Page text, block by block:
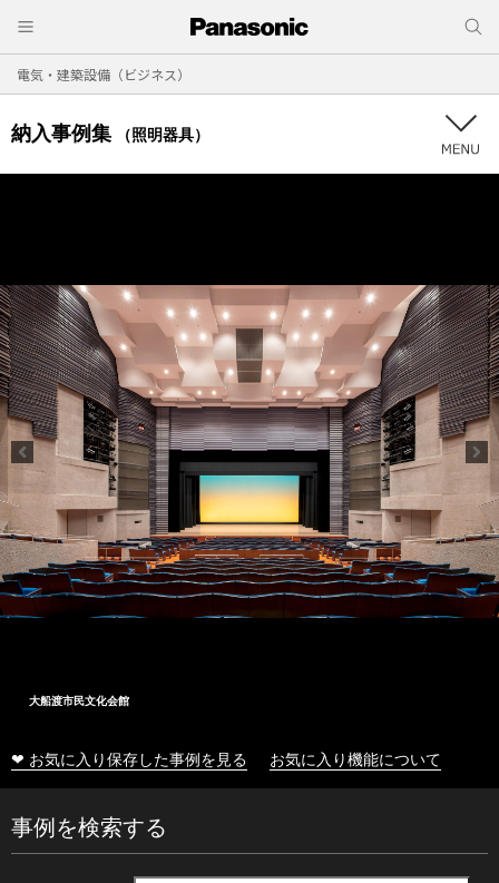
電気・建築設備（ビジネス）
納入事例集 （照明器具）
大船渡市民文化会館
❤ お気に入り保存した事例を見る お気に入り機能について
事例を検索する